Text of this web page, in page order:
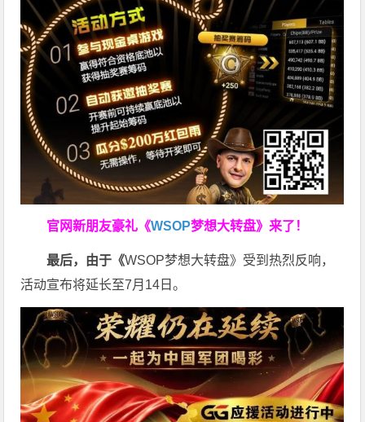
官网新朋友豪礼 《WSOP梦想大转盘》来了！
最后，由于《WSOP梦想大转盘》受到热烈反响，
活动宣布将延长至7月14日。